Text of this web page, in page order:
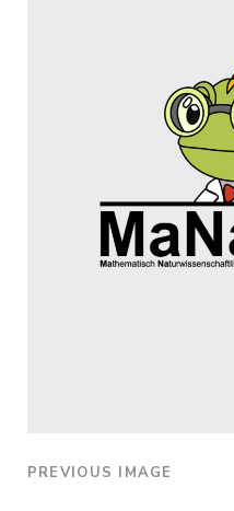
PREVIOUS IMAGE